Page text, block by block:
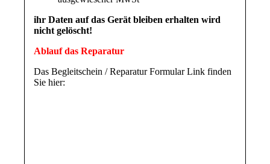
ihr Daten auf das Gerät bleiben erhalten wird
nicht gelöscht!
Ablauf das Reparatur
Das Begleitschein / Reparatur Formular Link finden
Sie hier: